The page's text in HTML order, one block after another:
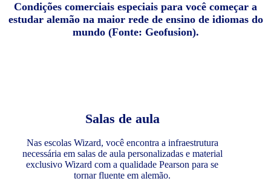
Condições comerciais especiais para você começar a
estudar alemão na maior rede de ensino de idiomas do
mundo (Fonte: Geofusion).
Salas de aula
Nas escolas Wizard, você encontra a infraestrutura
necessária em salas de aula personalizadas e material
exclusivo Wizard com a qualidade Pearson para se
tornar fluente em alemão.